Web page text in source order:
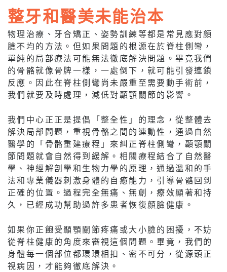
整牙和醫美未能治本
物理治療、牙合矯正、姿勢訓練等都是常見應對顏
臉不均的方法。但如果問題的根源在於脊柱側彎，
單純的局部療法可能無法徹底解決問題。畢竟我們
的骨骼就像骨牌一樣，一處倒下，就可能引發連鎖
反應。因此在脊柱側彎尚未嚴重至需要動手術前，
我們就要及時處理，減低對顳顎關節的影響。
我們中心正正是提倡「整全性」的理念，從整體去
解決局部問題，重視骨骼之間的連動性，通過自然
醫學的「骨骼重建療程」來糾正脊柱側彎，顳顎關
節問題就會自然得到緩解。相關療程結合了自然醫
學、神經解剖學和生物力學的原理，通過溫和的手
法和專業儀器刺激身體的自癒能力，引導骨骼回到
正確的位置。過程完全無痛、無創，療效顯著和持
久，已經成功幫助過許多患者恢復顏臉健康。
如果你正飽受顳顎關節疼痛或大小臉的困擾，不妨
從脊柱健康的角度來審視這個問題。畢竟，我們的
身體每一個部位都環環相扣、密不可分，從源頭正
視病因，才能夠徹底解決。